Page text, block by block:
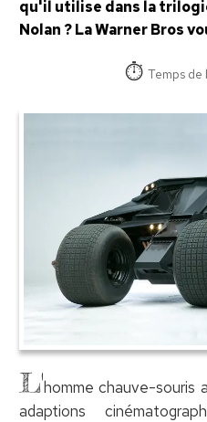
qu'il utilise dans la
Nolan ? La Warner Bros
Temps de
L'homme chauve-souris
adaptions